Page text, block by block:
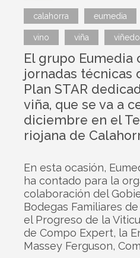
calahorra eumedia
vino viña
El grupo
jornadas técnicas
Plan STAR
viña, que se va a
diciembre en el
riojana de
En esta ocasión,
ha contado para la
colaboración del
Bodegas Familiares
el Progreso de la
de Compo Expert, la
Massey Ferguson,